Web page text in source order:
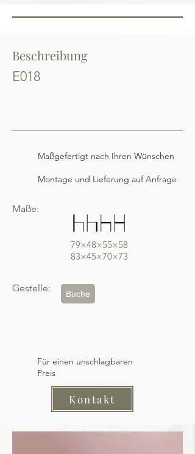
Beschreibung
E018
Maßgefertigt nach Ihren Wünschen
Montage und Lieferung auf Anfrage
Maße:
79×48×55×58
83×45×70×73
Gestelle: Buche
Für einen unschlagbaren
Preis
Kontakt